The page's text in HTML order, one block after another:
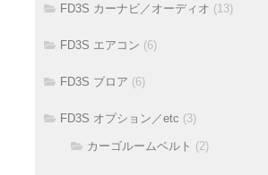
FD3S カーナビ／オーディオ (13)
FD3S エアコン (6)
FD3S ブロア (6)
FD3S オプション／etc (3)
カーゴルームベルト (2)